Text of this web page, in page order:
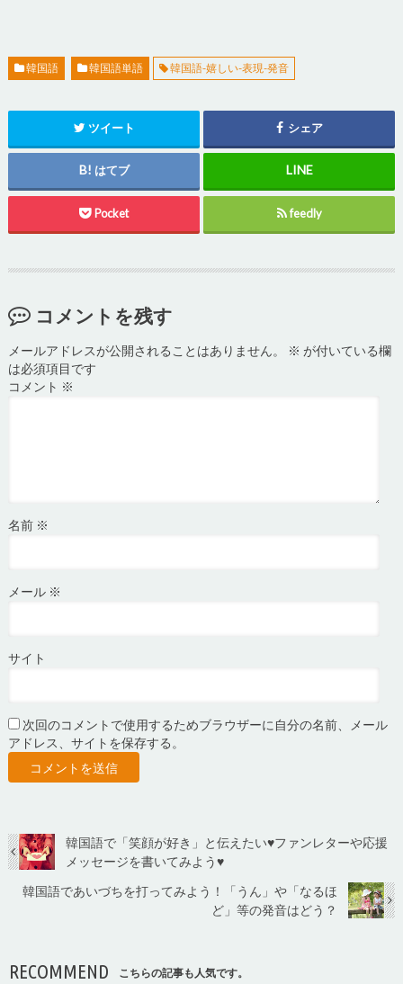
韓国語 韓国語単語 韓国語-嬉しい-表現-発音
ツイート シェア
はてブ
Pocket feedly
コメントを残す
メールアドレスが公開されることはありません。 ※ が付いている欄
は必須項目です
コメント ※
名前 ※
メール ※
サイト
次回のコメントで使用するためブラウザーに自分の名前、メール
アドレス、サイトを保存する。
韓国語で「笑顔が好き」と伝えたい♥ファンレターや応援
メッセージを書いてみよう♥
韓国語であいづちを打ってみよう！「うん」や「なるほ
ど」等の発音はどう？
RECOMMEND こちらの記事も人気です。